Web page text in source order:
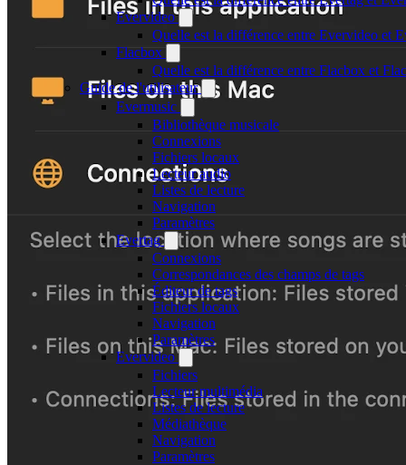
Evervideo
Quelle est la différence entre Evervideo et
Flacbox
Quelle est la différence entre Flacbox et
Guide de l'utilisateur
Evermusic
Bibliothèque musicale
Connexions
Fichiers locaux
Lecteur audio
Listes de lecture
Navigation
Paramètres
Evertag
Connexions
Correspondances des champs de tags
Éditeur de tags
Fichiers locaux
Navigation
Paramètres
Evervideo
Fichiers
Lecteur multimédia
Listes de lecture
Médiathèque
Navigation
Paramètres